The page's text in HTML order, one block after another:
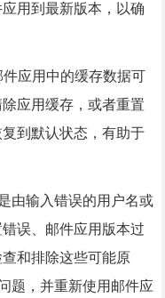
用到最新版本，以确
应用中的缓存数据可
应用缓存，或者重置
到默认状态，有助于
由输入错误的用户名或
误、邮件应用版本过
和排除这些可能原
题，并重新使用邮件应